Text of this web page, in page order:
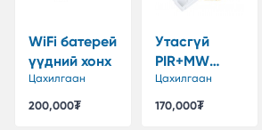
WiFi батерей
үүдний хонх
Цахилгаан
200,000₮
Утасгүй
PIR+MW
Хөдөлгөөн
мэдрэгч
Цахилгаан
170,000₮